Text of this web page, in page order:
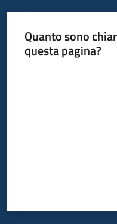
Quanto sono
questa pagina?